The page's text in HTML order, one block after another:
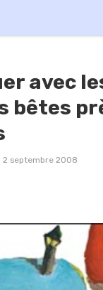
avec
bêtes
2 septembre 2008